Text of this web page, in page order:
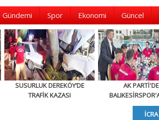
Spor Ekonomi Güncel
SUSURLUK DEREKÖY’DE
TRAFİK KAZASI
AK
FORMA